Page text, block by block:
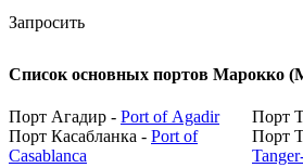
Запросить
Список основных портов Марокко
Порт Агадир - Port of Agadir
Порт Касабланка - Port of
Casablanca
Порт
Порт